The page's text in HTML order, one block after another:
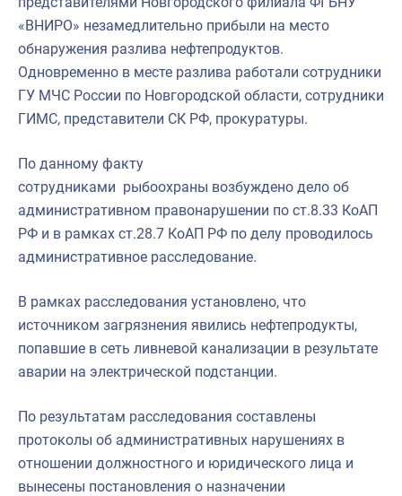
Североморское
«ВНИРО» незамедлительно прибыли на место
обнаружения разлива нефтепродуктов.
Одновременно в месте разлива работали сотрудники
ГУ МЧС России по Новгородской области, сотрудники
ГИМС, представители СК РФ, прокуратуры.
По данному факту
сотрудниками рыбоохраны возбуждено дело об
административном правонарушении по ст.8.33 КоАП
РФ и в рамках ст.28.7 КоАП РФ по делу проводилось
административное расследование.
В рамках расследования установлено, что
источником загрязнения явились нефтепродукты,
попавшие в сеть ливневой канализации в результате
аварии на электрической подстанции.
По результатам расследования составлены
протоколы об административных нарушениях в
отношении должностного и юридического лица и
вынесены постановления о назначении